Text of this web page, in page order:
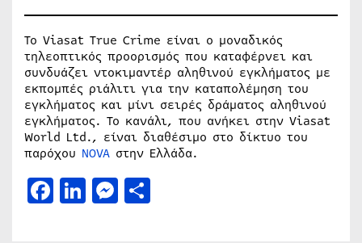
Το Viasat True Crime είναι ο μοναδικός
τηλεοπτικός προορισμός που καταφέρνει και
συνδυάζει ντοκιμαντέρ αληθινού εγκλήματος με
εκπομπές ριάλιτι για την καταπολέμηση του
εγκλήματος και μίνι σειρές δράματος αληθινού
εγκλήματος. Το κανάλι, που ανήκει στην Viasat
World Ltd., είναι διαθέσιμο στο δίκτυο του
παρόχου NOVA στην Ελλάδα.
Facebook
LinkedIn
Messenger